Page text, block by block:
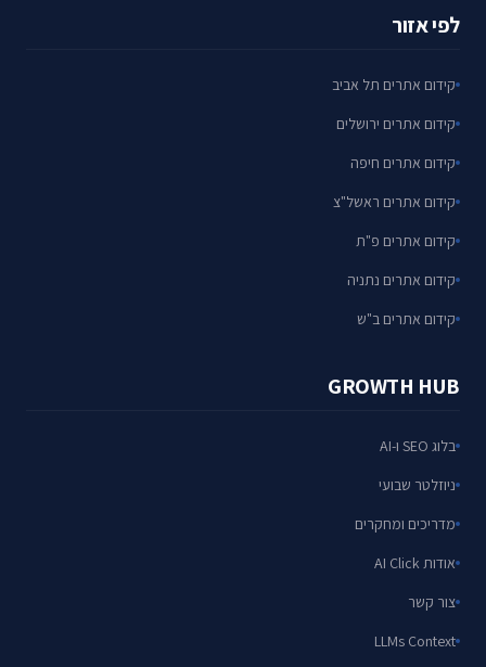
לפי אזור
קידום אתרים תל אביב
קידום אתרים ירושלים
קידום אתרים חיפה
קידום אתרים ראשל"צ
קידום אתרים פ"ת
קידום אתרים נתניה
קידום אתרים ב"ש
GROWTH HUB
בלוג SEO ו-AI
ניוזלטר שבועי
מדריכים ומחקרים
אודות AI Click
צור קשר
LLMs Context